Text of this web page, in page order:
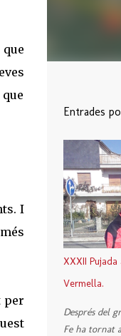
que
I
per
Entrades
XXXII Pujada
Vermella.
Després del
Fe ha tornat